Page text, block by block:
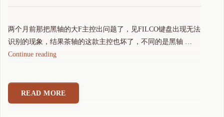
两个月前那把黑轴的大F主控出问题了，见FILCO键盘出现无法
识别的现象，结果茶轴的这款主控也坏了，不同的是黑轴 …
Continue reading"
单
行
READ MORE